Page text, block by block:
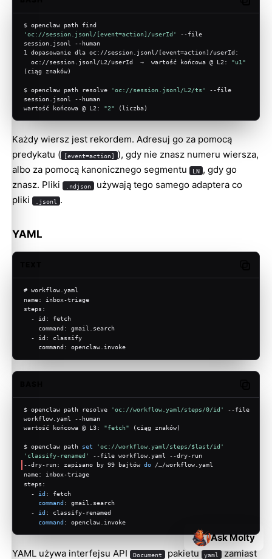
'oc://session.jsonl/[event=action]/userId'
--file
session.jsonl --human
1 dopasowanie dla oc://session.jsonl/[event=action]/userId:
  oc://session.jsonl/L2/userId  →  wartość końcowa @ L2:
"u1"
(ciąg znaków)
$ openclaw path resolve 'oc://session.jsonl/L2/ts'
--file
session.jsonl --human
wartość końcowa @ L2: "2" (liczba)
Każdy wiersz jest rekordem. Adresuj go za pomocą
predykatu ( [event=action] ), gdy nie znasz numeru wiersza,
albo za pomocą kanonicznego segmentu
LN , gdy go
znasz. Pliki
.ndjson używają tego samego adaptera co
pliki
.jsonl .
YAML
# workflow.yaml
name: inbox-triage
steps:
  - id: fetch
    command: gmail.search
  - id: classify
    command: openclaw.invoke
$ openclaw path resolve 'oc://workflow.yaml/steps/0/id'
--file
workflow.yaml --human
wartość końcowa @ L3: "fetch" (ciąg znaków)
$ openclaw path set
'oc://workflow.yaml/steps/$last/id'
'classify-renamed'
--file workflow.yaml --dry-run
--dry-run: zapisano by 99 bajtów do /…/workflow.yaml
name: inbox-triage
steps:
  -
id : fetch
command : gmail.search
  -
id : classify-renamed
command : openclaw.invoke
YAML używa interfejsu API Document pakietu yaml zamiast
Ask Molty
Molty